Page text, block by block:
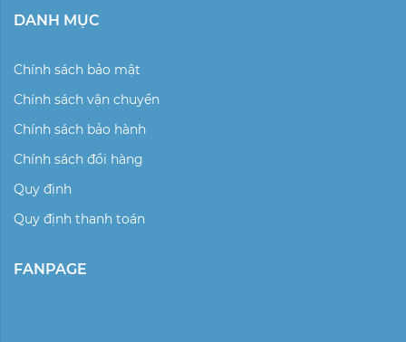
DANH MỤC
Chính sách bảo mật
Chính sách vận chuyển
Chính sách bảo hành
Chính sách đổi hàng
Quy định
Quy định thanh toán
FANPAGE